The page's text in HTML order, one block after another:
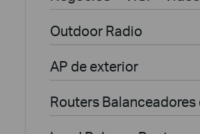
Outdoor Radio
AP de exterior
Routers Balanceadores